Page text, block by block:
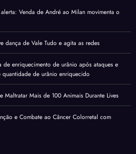
Venda de André ao Milan movimenta o
dança de Vale Tudo e agita as redes
de enriquecimento de urânio após ataques e
de urânio enriquecido
Maltratar Mais de 100 Animais Durante Lives
e Combate ao Câncer Colorretal com